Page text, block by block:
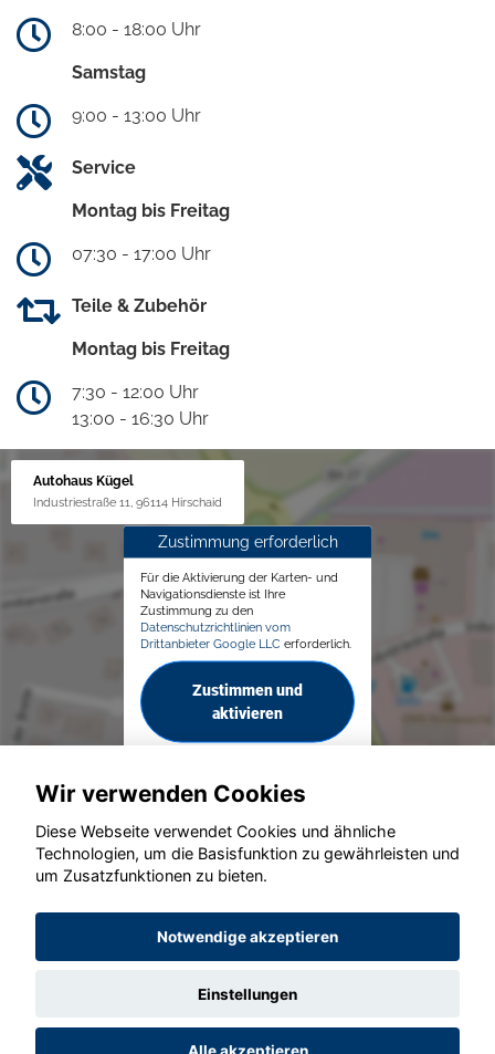
8:00 - 18:00 Uhr
Samstag
9:00 - 13:00 Uhr
Service
Montag bis Freitag
07:30 - 17:00 Uhr
Teile & Zubehör
Montag bis Freitag
7:30 - 12:00 Uhr
13:00 - 16:30 Uhr
Autohaus Kügel
Industriestraße 11, 96114 Hirschaid
Zustimmung erforderlich
Für die Aktivierung der Karten- und
Navigationsdienste ist Ihre
Zustimmung zu den
Datenschutzrichtlinien vom
Drittanbieter Google LLC erforderlich.
Zustimmen und
aktivieren
© konjunkturmotor.de GmbH 2020 - 2026
Wir verwenden Cookies
Diese Webseite verwendet Cookies und ähnliche
Technologien, um die Basisfunktion zu gewährleisten und
um Zusatzfunktionen zu bieten.
Notwendige akzeptieren
Einstellungen